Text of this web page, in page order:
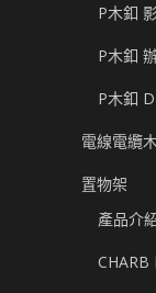
P木釦
P木釦
P木釦
電線電纜
置物架
產品介
CHARB